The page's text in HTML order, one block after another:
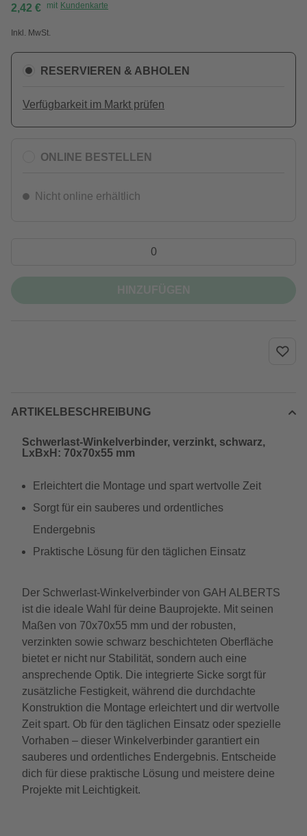
2,42 € mit Kundenkarte
Inkl. MwSt.
RESERVIEREN & ABHOLEN
Verfügbarkeit im Markt prüfen
ONLINE BESTELLEN
Nicht online erhältlich
ARTIKELBESCHREIBUNG
Schwerlast-Winkelverbinder, verzinkt, schwarz,
LxBxH: 70x70x55 mm
Erleichtert die Montage und spart wertvolle Zeit
Sorgt für ein sauberes und ordentliches
Endergebnis
Praktische Lösung für den täglichen Einsatz
Der Schwerlast-Winkelverbinder von GAH ALBERTS
ist die ideale Wahl für deine Bauprojekte. Mit seinen
Maßen von 70x70x55 mm und der robusten,
verzinkten sowie schwarz beschichteten Oberfläche
bietet er nicht nur Stabilität, sondern auch eine
ansprechende Optik. Die integrierte Sicke sorgt für
zusätzliche Festigkeit, während die durchdachte
Konstruktion die Montage erleichtert und dir wertvolle
Zeit spart. Ob für den täglichen Einsatz oder spezielle
Vorhaben – dieser Winkelverbinder garantiert ein
sauberes und ordentliches Endergebnis. Entscheide
dich für diese praktische Lösung und meistere deine
Projekte mit Leichtigkeit.